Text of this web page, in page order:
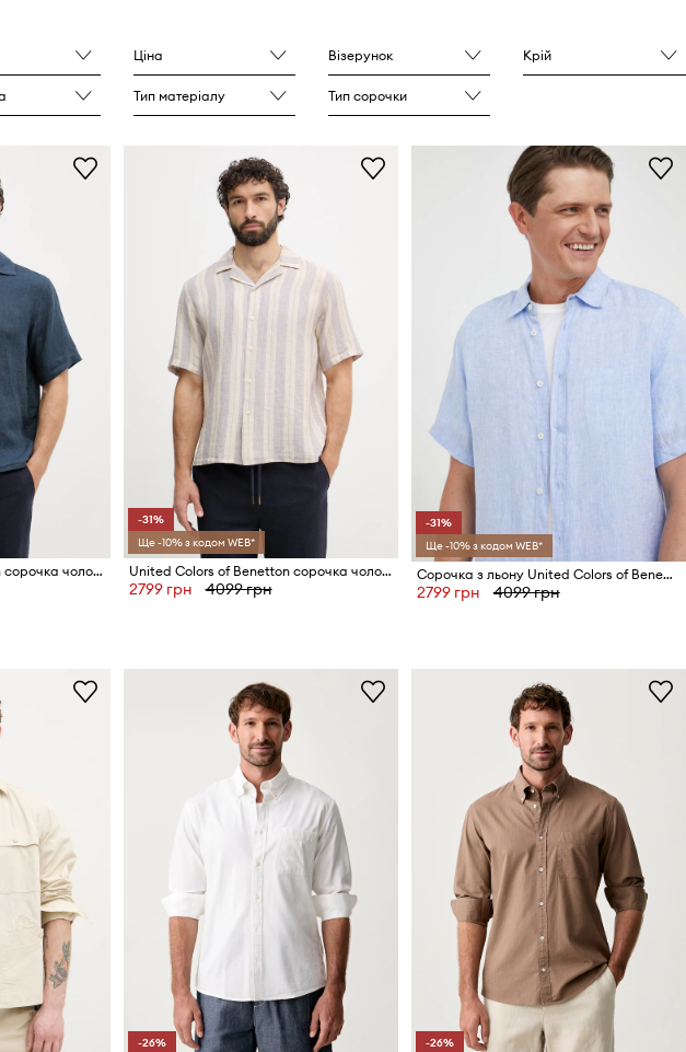
Ціна Візерунок Крій
Тип матеріалу Тип сорочки
United Colors of Benetton сорочка чоловіча лляна
-31%
Ще -10% з кодом WEB*
United Colors of Benetton сорочка чоловіча лляна
2799 грн 4099 грн
-31%
Ще -10% з кодом WEB*
Сорочка з льону United Colors of Benetton
2799 грн 4099 грн
-26%
-26%